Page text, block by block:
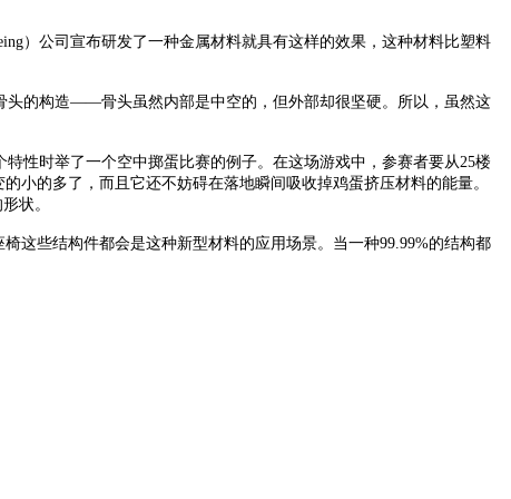
）公司宣布研发了一种金属材料就具有这样的效果，这种材料比塑料
的构造——骨头虽然内部是中空的，但外部却很坚硬。所以，虽然这
性时举了一个空中掷蛋比赛的例子。在这场游戏中，参赛者要从25楼
小的多了，而且它还不妨碍在落地瞬间吸收掉鸡蛋挤压材料的能量。
的形状。
些结构件都会是这种新型材料的应用场景。当一种99.99%的结构都